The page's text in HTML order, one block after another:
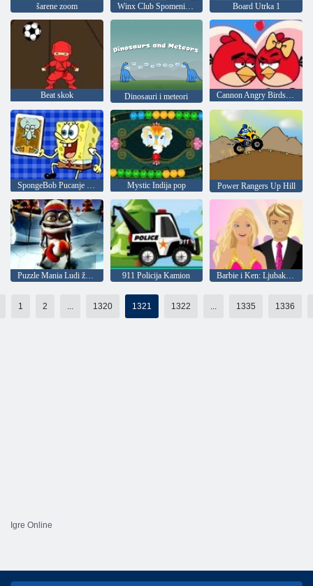
šarene zoom Winx Club Spomenica trik Board Utrka 1
Beat skok Dinosauri i meteori Cannon Angry Birds 3 za Valentinovo
SpongeBob Pucanje Spretnost Mystic Indija pop Power Rangers Up Hill
Puzzle Mania Ludi žaba 911 Policija Kamion Barbie i Ken: Ljubakanje
1 2 ... 1320 1321 1322 ... 1335 1336
Igre Online